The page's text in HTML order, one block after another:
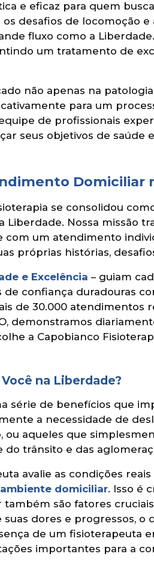
e eficaz para quem
desafios de locomoção
fluxo como a
um tratamento de
não apenas na
para um
de profissionais
seus objetivos de
Domiciliar
se consolidou
Nossa missão
um atendimento
próprias histórias,
e Excelência – guiam
confiança duradouras
de 30.000 atendimentos
demonstramos
a Capobianco
na Liberdade?
série de benefícios que
a necessidade de
aqueles que
trânsito e das
avalie as condições
domiciliar. Isso é
são fatores
dores e progressos, o
de um fisioterapeuta
importantes para a